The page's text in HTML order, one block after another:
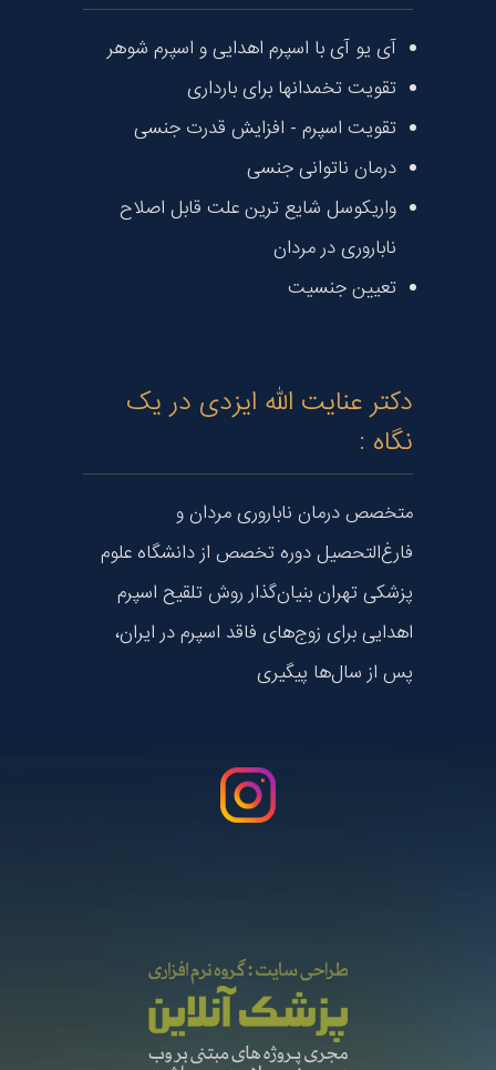
آی یو آی با اسپرم اهدایی و اسپرم شوهر
تقویت تخمدانها برای بارداری
تقویت اسپرم - افزایش قدرت جنسی
درمان ناتوانی جنسی
واریکوسل شایع ترین علت قابل اصلاح
ناباروری در مردان
تعیین جنسیت
دکتر عنایت الله ایزدی در یک
نگاه :
متخصص درمان ناباروری مردان و
فارغ‌التحصیل دوره تخصص از دانشگاه علوم
پزشکی تهران بنیان‌گذار روش تلقیح اسپرم
اهدایی برای زوج‌های فاقد اسپرم در ایران،
پس از سال‌ها پیگیری